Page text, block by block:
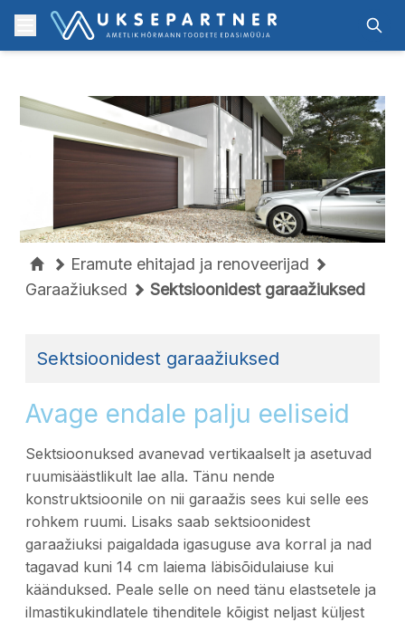
Skip to content
Otsi
Menu
Eramute ehitajad ja renoveerijad
Garaažiuksed
Sektsioonidest garaažiuksed
Sektsioonidest garaažiuksed
Avage endale palju eeliseid
Sektsioonuksed avanevad vertikaalselt ja asetuvad
ruumisäästlikult lae alla. Tänu nende
konstruktsioonile on nii garaažis sees kui selle ees
rohkem ruumi. Lisaks saab sektsioonidest
garaažiuksi paigaldada igasuguse ava korral ja nad
tagavad kuni 14 cm laiema läbisõidulaiuse kui
käänduksed. Peale selle on need tänu elastsetele ja
ilmastikukindlatele tihenditele kõigist neljast küljest